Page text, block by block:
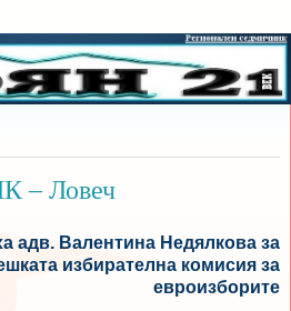
– Ловеч
адв. Валентина Недялкова за
избирателна комисия за
евроизборите